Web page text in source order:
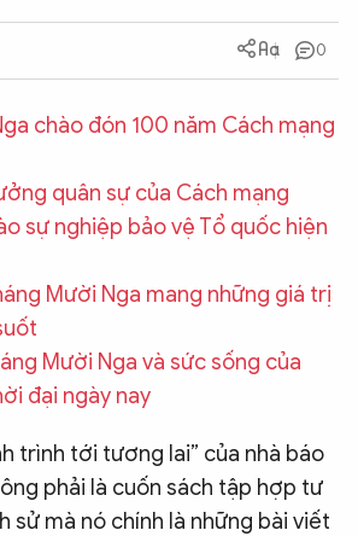
giớiVăn nghệ Công an
0
chào đón 100 năm Cách mạng
quân sự của Cách mạng
sự nghiệp bảo vệ Tổ quốc hiện
Mười Nga mang những giá trị
Mười Nga và sức sống của
đại ngày nay
trình tới tương lai” của nhà báo
phải là cuốn sách tập hợp tư
sử mà nó chính là những bài viết